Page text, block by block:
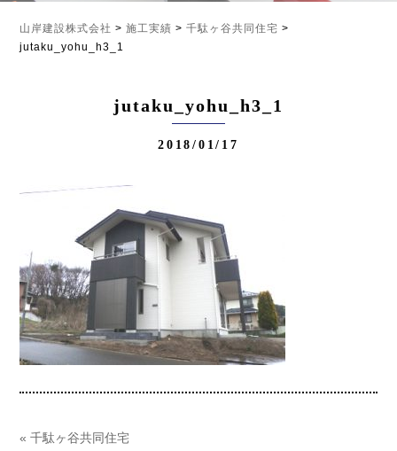
山岸建設株式会社 >施工実績 >千駄ヶ谷共同住宅 >
jutaku_yohu_h3_1
jutaku_yohu_h3_1
2018/01/17
« 千駄ヶ谷共同住宅